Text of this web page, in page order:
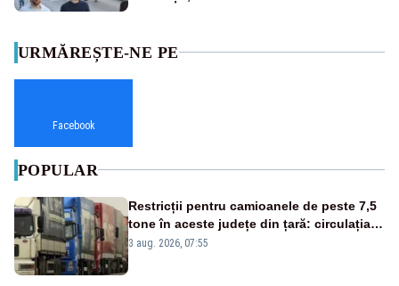
URMĂREȘTE-NE PE
Facebook
POPULAR
Restricții pentru camioanele de peste 7,5
tone în aceste județe din țară: circulația
este interzisă luni, între orele 12:00 și
3 aug. 2026, 07:55